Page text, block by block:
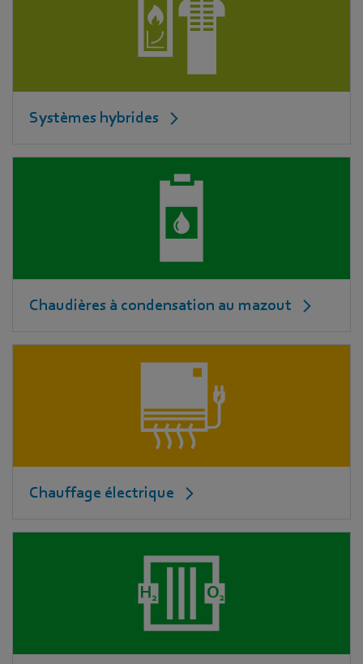
Systèmes hybrides
Chaudières à condensation au mazout
Chauffage électrique